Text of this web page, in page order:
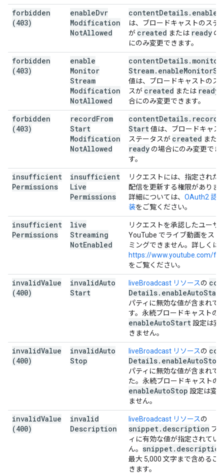
forbidden
(403)
enableDvr
Modification
NotAllowed
contentDetails. enable
は、ブロードキャストのステ
が created または ready の
にのみ変更できます。
forbidden
(403)
enable
Monitor
Stream
Modification
NotAllowed
contentDetails. monitor
Stream. enableMonitor
値は、ブロードキャストのス
スが created または ready
合にのみ変更できます。
forbidden
(403)
recordFrom
Start
Modification
NotAllowed
contentDetails. record
Start値は、ブロードキャス
ステータスが created または
ready の場合にのみ変更でき
す。
insufficient
Permissions
insufficient
Live
Permissions
リクエストには、指定された
配信を更新する権限がありま
詳細については、 OAuth2 認
装をご覧ください。
insufficient
Permissions
live
Streaming
NotEnabled
リクエストを承認したユーザ
YouTube でライブ動画をスト
ミングできません。詳しくは
https://www.youtube.com/
をご覧ください。
invalidValue
(400)
invalidAuto
Start
liveBroadcast リソースの
Details. enableAutoStart
パティに無効な値が含まれて
す。永続ブロードキャストの
enableAutoStart設定は変
きません。
invalidValue
(400)
invalidAuto
Stop
liveBroadcast リソースの
Details. enableAutoStop
パティに無効な値が含まれて
た。永続ブロードキャストの
enableAutoStop 設定は変
ません。
invalidValue
(400)
invalid
Description
liveBroadcast リソースの
snippet. description プ
ィに有効な値が指定されてい
ん。 snippet. description
最大 5,000 文字まで含めるこ
きます。